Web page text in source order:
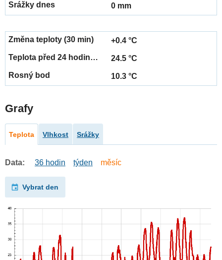
0 mm
+0.4 °C
24.5 °C
10.3 °C
Grafy
Teplota Vlhkost Srážky
Data: 36 hodin týden měsíc
Vybrat den